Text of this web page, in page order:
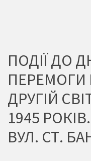
ПОДІЇ ДО
ДРУГІЙ
1945
ВУЛ. СТ.